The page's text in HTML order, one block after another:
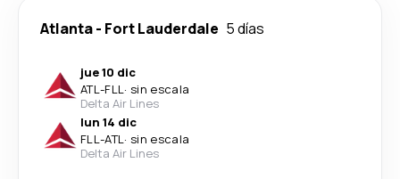
Atlanta- Fort Lauderdale 5 días
jue 10 dic
ATL-FLL· sin escala
Delta Air Lines
lun 14 dic
FLL-ATL· sin escala
Delta Air Lines